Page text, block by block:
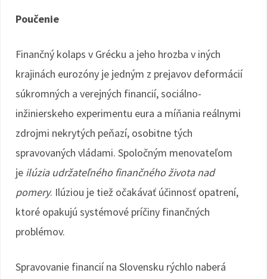
Poučenie
Finančný kolaps v Grécku a jeho hrozba v iných
krajinách eurozóny je jedným z prejavov deformácií
súkromných a verejných financií, sociálno-
inžinierskeho experimentu eura a míňania reálnymi
zdrojmi nekrytých peňazí, osobitne tých
spravovaných vládami. Spoločným menovateľom
je ilúzia udržateľného finančného života nad
pomery. Ilúziou je tiež očakávať účinnosť opatrení,
ktoré opakujú systémové príčiny finančných
problémov.
Spravovanie financií na Slovensku rýchlo naberá